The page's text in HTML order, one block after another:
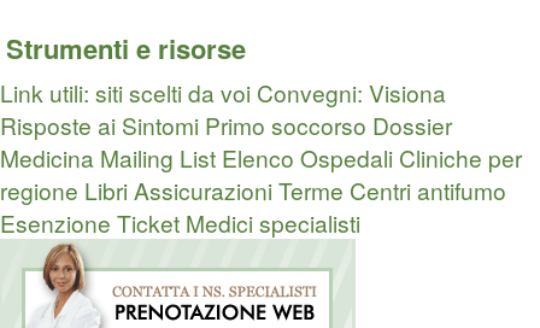
Strumenti e risorse
Link utili: siti scelti da voi Convegni: Visiona
Risposte ai Sintomi Primo soccorso Dossier
Medicina Mailing List Elenco Ospedali Cliniche per
regione LibriAssicurazioniTerme Centri antifumo
Esenzione Ticket Medici specialisti